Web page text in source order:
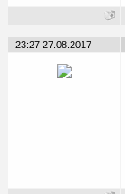
23:27 27.08.2017